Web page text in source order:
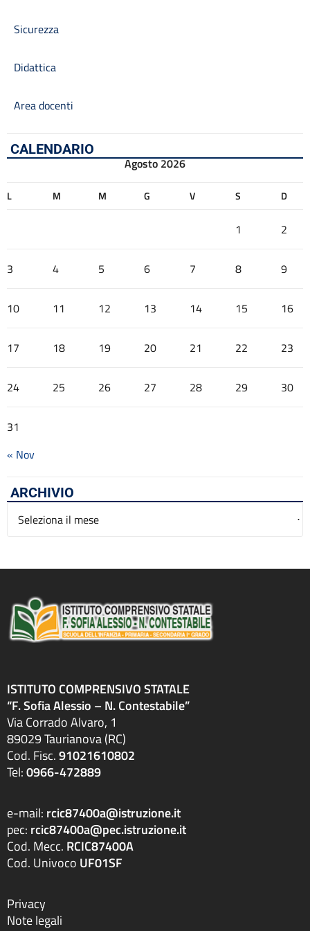
Sicurezza
Didattica
Area docenti
CALENDARIO
Agosto 2026
L M M G V S D
1 2
3 4 5 6 7 8 9
10 11 12 13 14 15 16
17 18 19 20 21 22 23
24 25 26 27 28 29 30
31
« Nov
ARCHIVIO
Archivio
ISTITUTO COMPRENSIVO STATALE
“F. Sofia Alessio – N. Contestabile”
Via Corrado Alvaro, 1
89029 Taurianova (RC)
Cod. Fisc.91021610802
Tel:0966-472889
e-mail: rcic87400a@istruzione.it
pec: rcic87400a@pec.istruzione.it
Cod. Mecc. RCIC87400A
Cod. Univoco UF01SF
Privacy
Note legali